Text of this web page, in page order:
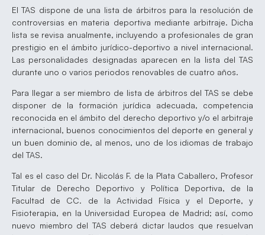
El TAS dispone de una lista de árbitros para la resolución de
controversias en materia deportiva mediante arbitraje. Dicha
lista se revisa anualmente, incluyendo a profesionales de gran
prestigio en el ámbito jurídico-deportivo a nivel internacional.
Las personalidades designadas aparecen en la lista del TAS
durante uno o varios periodos renovables de cuatro años.
Para llegar a ser miembro de lista de árbitros del TAS se debe
disponer de la formación jurídica adecuada, competencia
reconocida en el ámbito del derecho deportivo y/o el arbitraje
internacional, buenos conocimientos del deporte en general y
un buen dominio de, al menos, uno de los idiomas de trabajo
del TAS.
Tal es el caso del Dr. Nicolás F. de la Plata Caballero, Profesor
Titular de Derecho Deportivo y Política Deportiva, de la
Facultad de CC. de la Actividad Física y el Deporte, y
Fisioterapia, en la Universidad Europea de Madrid; así, como
nuevo miembro del TAS deberá dictar laudos que resuelvan